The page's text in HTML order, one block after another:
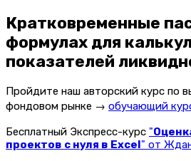
Кратковременные
формулах для
показателей
Пройдите наш авторский курс по
фондовом рынке → обучающий
Бесплатный Экспресс-курс "
проектов с нуля в Excel" от